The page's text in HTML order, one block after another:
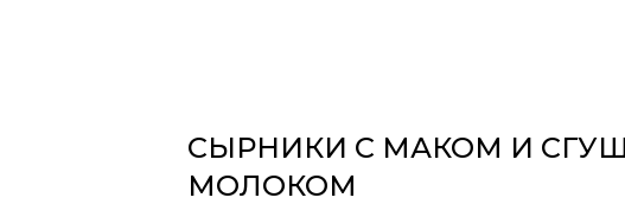
СЫРНИКИ С МАКОМ И
МОЛОКОМ